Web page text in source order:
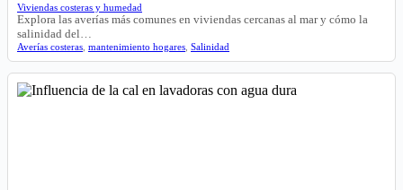
Viviendas costeras y humedad
Explora las averías más comunes en viviendas cercanas al mar y cómo la
salinidad del…
Averías costeras mantenimiento hogares Salinidad